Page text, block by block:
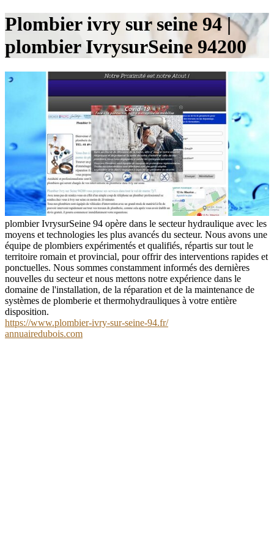
Plombier ivry sur seine 94 |
plombier IvrysurSeine 94200
plombier IvrysurSeine 94 opère dans le secteur hydraulique avec les
moyens et technologies les plus avancés du secteur. Nous avons une
équipe de plombiers expérimentés et qualifiés, répartis sur tout le
territoire romain et provincial, pour offrir des interventions rapides et
ponctuelles. Nous sommes constamment informés des dernières
nouvelles du secteur et nous mettons notre expérience dans le
domaine de l'installation, de la réparation et de la maintenance de
systèmes de plomberie et thermohydrauliques à votre entière
disposition.
https://www.plombier-ivry-sur-seine-94.fr/
annuairedubois.com